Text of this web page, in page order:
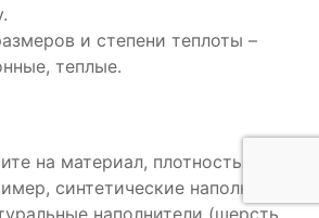
и степени теплоты –
теплые.
на материал, плотность
синтетические наполнители
наполнители (шерсть,